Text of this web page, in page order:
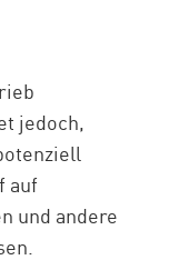
jedoch,
auf
und andere